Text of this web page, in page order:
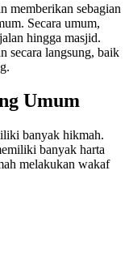
memberikan sebagian
Secara umum,
hingga masjid.
secara langsung, baik
Umum
banyak hikmah.
banyak harta
melakukan wakaf